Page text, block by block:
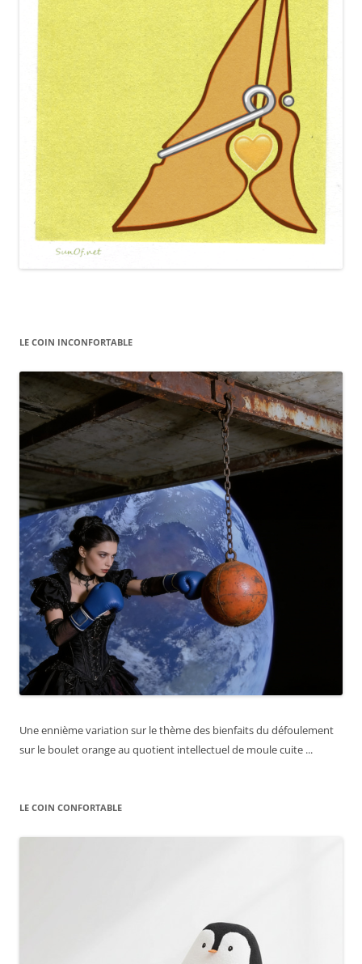
LE COIN INCONFORTABLE
Une ennième variation sur le thème des bienfaits du défoulement
sur le boulet orange au quotient intellectuel de moule cuite ...
LE COIN CONFORTABLE